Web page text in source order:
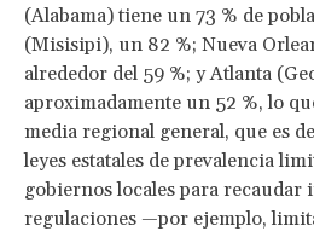
(Alabama) tiene un 73 % de
(Misisipi), un 82 %; Nueva
alrededor del 59 %; y Atlanta
aproximadamente un 52 %, lo
media regional general, que es
leyes estatales de prevalencia
gobiernos locales para recaudar
regulaciones —por ejemplo,